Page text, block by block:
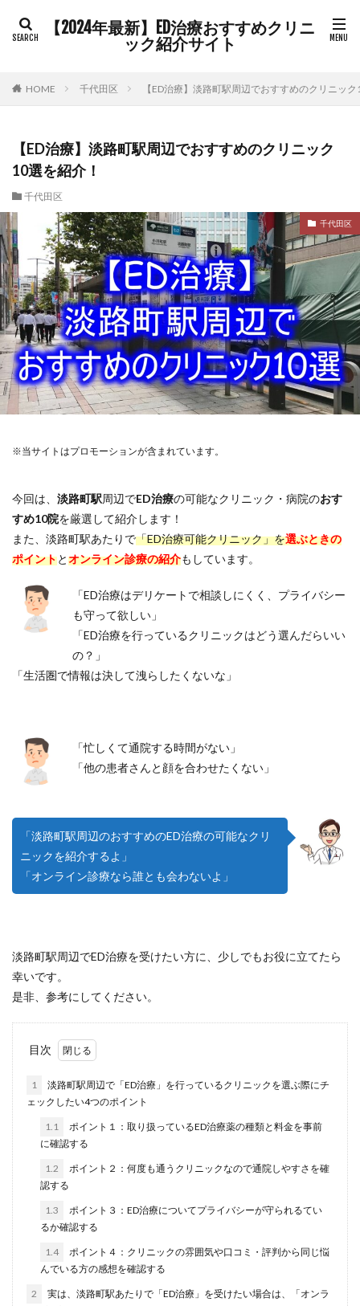
【2024年最新】ED治療おすすめクリニ
ック紹介サイト
HOME 千代田区 【ED治療】淡路町駅周辺でおすすめのクリニッ
【ED治療】淡路町駅周辺でおすすめのクリニック
10選を紹介！
千代田区
千代田区
※当サイトはプロモーションが含まれています。
今回は、 淡路町駅周辺でED治療の可能なクリニック・病院のおす
すめ10院を厳選して紹介します！
また、淡路町駅あたりで「ED治療可能クリニック」を選ぶときの
ポイントとオンライン診療の紹介もしています。
「ED治療はデリケートで相談しにくく、プライバシー
も守って欲しい」
「ED治療を行っているクリニックはどう選んだらいい
の？」
「生活圏で情報は決して洩らしたくないな」
「忙しくて通院する時間がない」
「他の患者さんと顔を合わせたくない」
「淡路町駅周辺のおすすめのED治療の可能なクリ
ニックを紹介するよ」
「オンライン診療なら誰とも会わないよ」
淡路町駅周辺でED治療を受けたい方に、少しでもお役に立てたら
幸いです。
是非、参考にしてください。
目次
1
淡路町駅周辺で「ED治療」を行っているクリニックを選ぶ際にチ
ェックしたい4つのポイント
1.1
ポイント１：取り扱っているED治療薬の種類と料金を事前
に確認する
1.2
ポイント２：何度も通うクリニックなので通院しやすさを確
認する
1.3
ポイント３：ED治療についてプライバシーが守られるてい
るか確認する
1.4
ポイント４：クリニックの雰囲気や口コミ・評判から同じ悩
んでいる方の感想を確認する
2
実は、淡路町駅あたりで「ED治療」を受けたい場合は、「オンラ